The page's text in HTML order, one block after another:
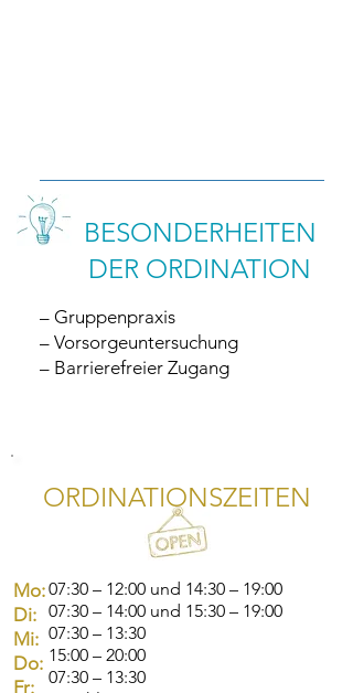
BESONDERHEITEN
DER ORDINATION
– Gruppenpraxis
– Vorsorgeuntersuchung
– Barrierefreier Zugang
ORDINATIONSZEITEN
07:30 – 12:00 und 14:30 – 19:00
07:30 – 14:00 und 15:30 – 19:00
07:30 – 13:30
15:00 – 20:00
07:30 – 13:30
Mo:
Di:
Mi:
Do:
Fr: